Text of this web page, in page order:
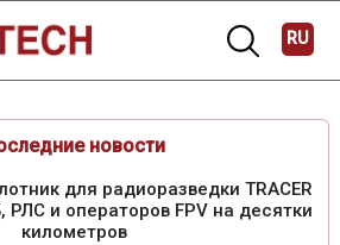
RU
новости
для радиоразведки TRACER
РЛС и операторов FPV на десятки
километров